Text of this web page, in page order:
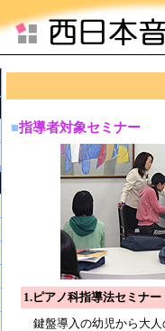
■指導者対象セミナー
1.ピアノ科指導法セミナー
鍵盤導入の幼児から大